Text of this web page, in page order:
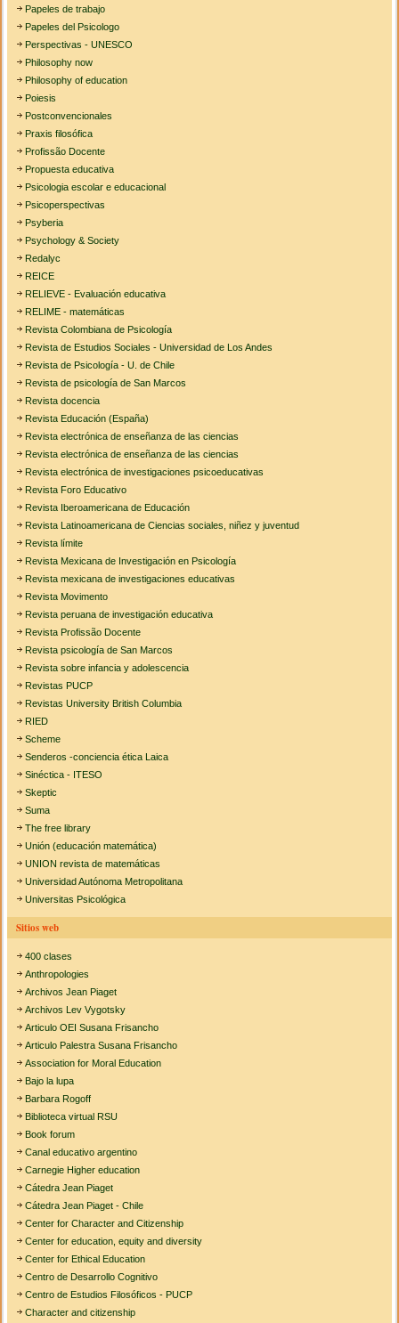
Papeles de trabajo
Papeles del Psicologo
Perspectivas - UNESCO
Philosophy now
Philosophy of education
Poiesis
Postconvencionales
Praxis filosófica
Profissão Docente
Propuesta educativa
Psicologia escolar e educacional
Psicoperspectivas
Psyberia
Psychology & Society
Redalyc
REICE
RELIEVE - Evaluación educativa
RELIME - matemáticas
Revista Colombiana de Psicología
Revista de Estudios Sociales - Universidad de Los Andes
Revista de Psicología - U. de Chile
Revista de psicología de San Marcos
Revista docencia
Revista Educación (España)
Revista electrónica de enseñanza de las ciencias
Revista electrónica de enseñanza de las ciencias
Revista electrónica de investigaciones psicoeducativas
Revista Foro Educativo
Revista Iberoamericana de Educación
Revista Latinoamericana de Ciencias sociales, niñez y juventud
Revista límite
Revista Mexicana de Investigación en Psicología
Revista mexicana de investigaciones educativas
Revista Movimento
Revista peruana de investigación educativa
Revista Profissão Docente
Revista psicología de San Marcos
Revista sobre infancia y adolescencia
Revistas PUCP
Revistas University British Columbia
RIED
Scheme
Senderos -conciencia ética Laica
Sinéctica - ITESO
Skeptic
Suma
The free library
Unión (educación matemática)
UNION revista de matemáticas
Universidad Autónoma Metropolitana
Universitas Psicológica
Sitios web
400 clases
Anthropologies
Archivos Jean Piaget
Archivos Lev Vygotsky
Articulo OEI Susana Frisancho
Articulo Palestra Susana Frisancho
Association for Moral Education
Bajo la lupa
Barbara Rogoff
Biblioteca virtual RSU
Book forum
Canal educativo argentino
Carnegie Higher education
Cátedra Jean Piaget
Cátedra Jean Piaget - Chile
Center for Character and Citizenship
Center for education, equity and diversity
Center for Ethical Education
Centro de Desarrollo Cognitivo
Centro de Estudios Filosóficos - PUCP
Character and citizenship